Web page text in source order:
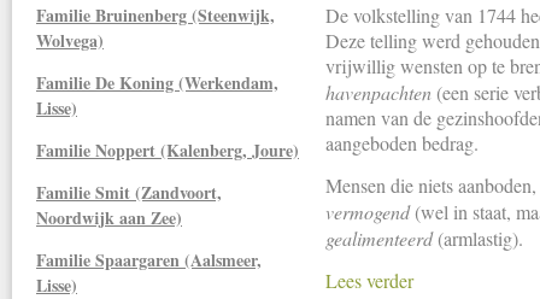
De volkstelling van 1744
Deze telling werd
vrijwillig wensten op te
havenpachten (een serie
namen van de
aangeboden bedrag.
Mensen die niets
vermogend(wel in staat,
gealimenteerd(armlastig).
Lees verder
Familie Bruinenberg (Steenwijk,
Wolvega)
Familie De Koning (Werkendam,
Lisse)
Familie Noppert (Kalenberg, Joure)
Familie Smit (Zandvoort,
Noordwijk aan Zee)
Familie Spaargaren (Aalsmeer,
Lisse)